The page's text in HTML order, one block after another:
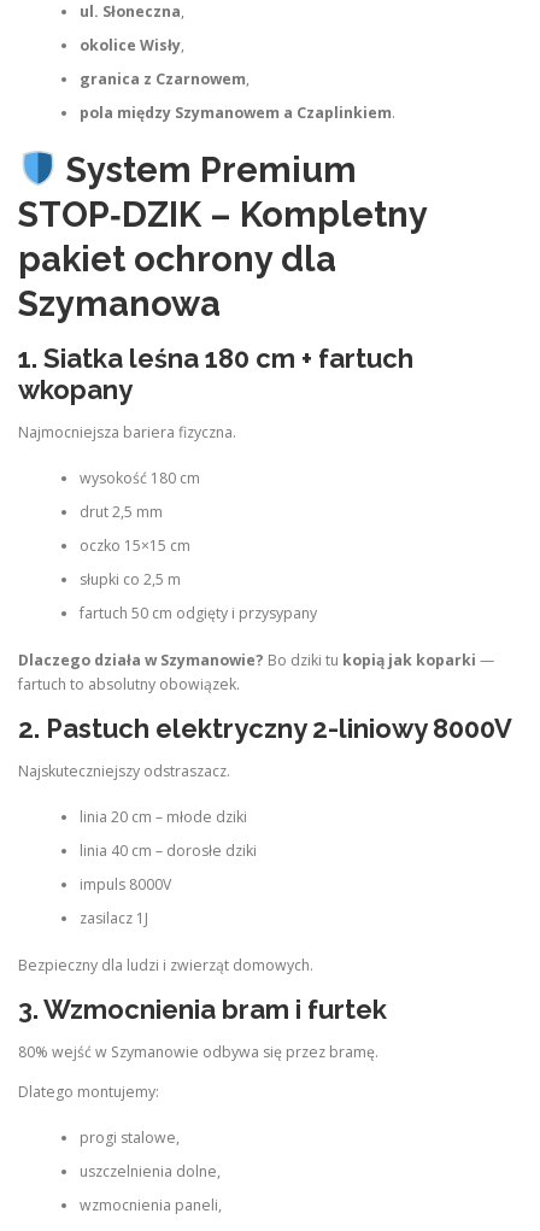
ul. Słoneczna,
okolice Wisły,
granica z Czarnowem,
pola między Szymanowem a Czaplinkiem.
System Premium
STOP‑DZIK – Kompletny
pakiet ochrony dla
Szymanowa
1. Siatka leśna 180 cm + fartuch
wkopany
Najmocniejsza bariera fizyczna.
wysokość 180 cm
drut 2,5 mm
oczko 15×15 cm
słupki co 2,5 m
fartuch 50 cm odgięty i przysypany
Dlaczego działa w Szymanowie? Bo dziki tu kopią jak koparki —
fartuch to absolutny obowiązek.
2. Pastuch elektryczny 2-liniowy 8000V
Najskuteczniejszy odstraszacz.
linia 20 cm – młode dziki
linia 40 cm – dorosłe dziki
impuls 8000V
zasilacz 1J
Bezpieczny dla ludzi i zwierząt domowych.
3.Wzmocnienia bram i furtek
80% wejść w Szymanowie odbywa się przez bramę.
Dlatego montujemy:
progi stalowe,
uszczelnienia dolne,
wzmocnienia paneli,